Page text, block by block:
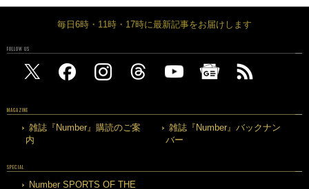
毎日6時・11時・17時に最新記事をお届けします
FOLLOW US
MAGAZINE
雑誌『Number』購読のご案
内
雑誌『Number』バックナン
バー
SPECIAL
Number SPORTS OF THE